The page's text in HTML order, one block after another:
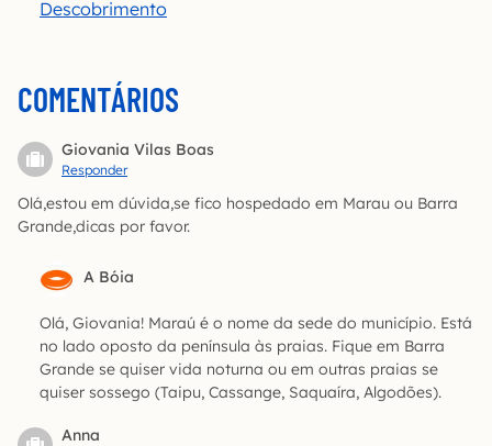
Descobrimento
COMENTÁRIOS
Giovania Vilas Boas
Responder
Olá,estou em dúvida,se fico hospedado em Marau ou Barra
Grande,dicas por favor.
A Bóia
Olá, Giovania! Maraú é o nome da sede do município. Está
no lado oposto da península às praias. Fique em Barra
Grande se quiser vida noturna ou em outras praias se
quiser sossego (Taipu, Cassange, Saquaíra, Algodões).
Anna